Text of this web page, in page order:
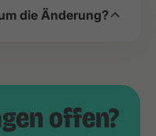
die Änderung?
offen?